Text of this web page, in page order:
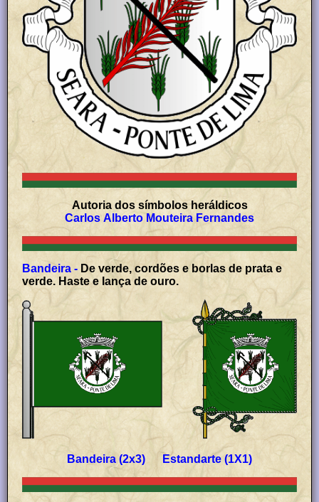
Autoria dos símbolos heráldicos
Carlos Alberto Mouteira Fernandes
Bandeira - De verde, cordões e borlas de prata e
verde. Haste e lança de ouro.
Bandeira (2x3) Estandarte (1X1)